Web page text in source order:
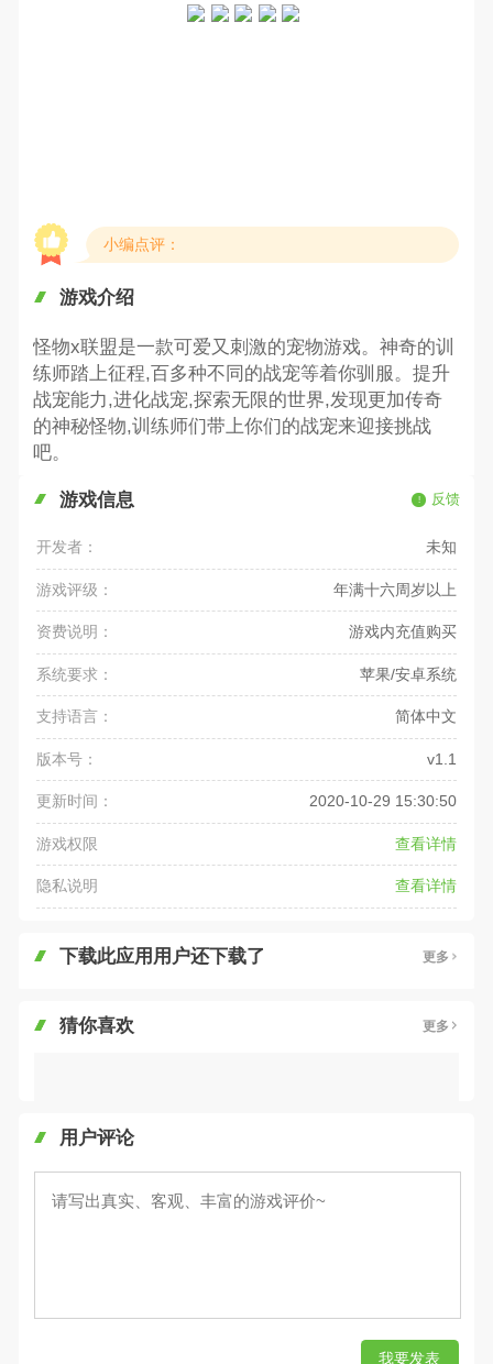
小编点评：
游戏介绍
怪物x联盟是一款可爱又刺激的宠物游戏。神奇的训
练师踏上征程,百多种不同的战宠等着你驯服。提升
战宠能力,进化战宠,探索无限的世界,发现更加传奇
的神秘怪物,训练师们带上你们的战宠来迎接挑战
吧。
游戏信息 反馈
开发者： 未知
游戏评级： 年满十六周岁以上
资费说明： 游戏内充值购买
系统要求： 苹果/安卓系统
支持语言： 简体中文
版本号： v1.1
更新时间： 2020-10-29 15:30:50
游戏权限 查看详情
隐私说明 查看详情
下载此应用用户还下载了 更多
猜你喜欢 更多
用户评论
我要发表